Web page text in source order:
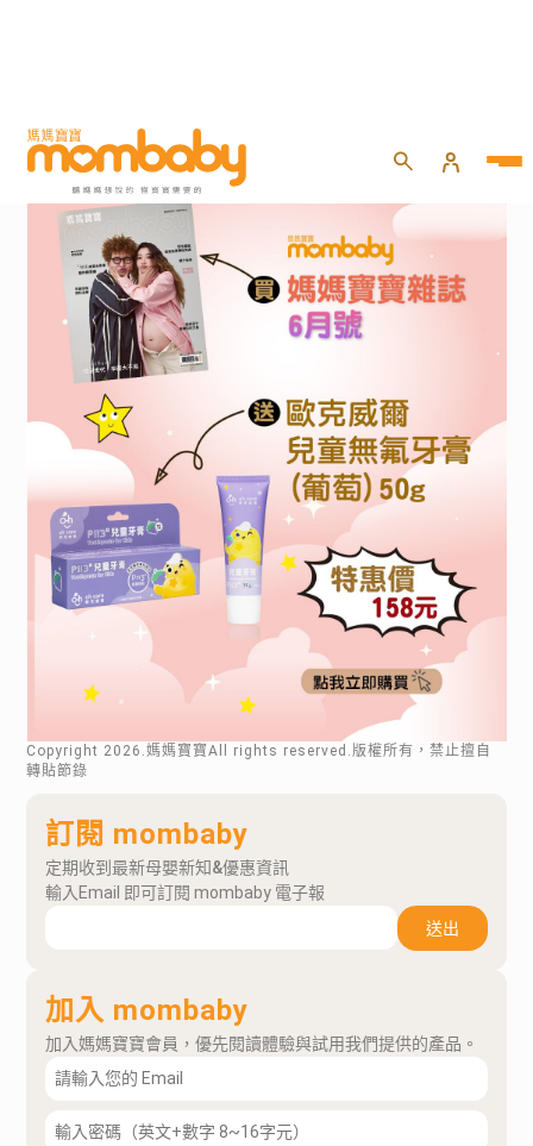
Copyright 2026 .媽媽寶寶All rights reserved.版權所有，禁止擅自
轉貼節錄
訂閱 mombaby
定期收到最新母嬰新知&優惠資訊
輸入Email 即可訂閱 mombaby 電子報
送出
加入 mombaby
加入媽媽寶寶會員，優先閱讀體驗與試用我們提供的產品。